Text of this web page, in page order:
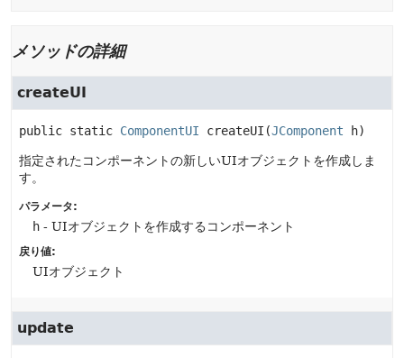
メソッドの詳細
createUI
public static ComponentUI createUI (JComponent h)
指定されたコンポーネントの新しいUIオブジェクトを作成しま
す。
パラメータ:
h - UIオブジェクトを作成するコンポーネント
戻り値:
UIオブジェクト
update